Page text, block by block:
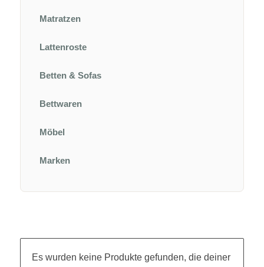
Matratzen
Lattenroste
Betten & Sofas
Bettwaren
Möbel
Marken
Es wurden keine Produkte gefunden, die deiner